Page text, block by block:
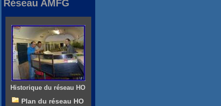
Réseau AMFG
Historique du réseau HO
Plan du réseau HO